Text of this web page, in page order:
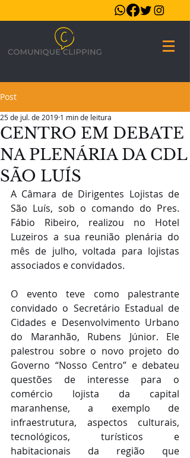
Post
CENTRO EM DEBATE
NA PLENÁRIA DA CDL
SÃO LUÍS
25 de jul. de 2019 1 min de leitura
A Câmara de Dirigentes Lojistas de
São Luís, sob o comando do Pres.
Fábio Ribeiro, realizou no Hotel
Luzeiros a sua reunião plenária do
mês de julho, voltada para lojistas
associados e convidados.
O evento teve como palestrante
convidado o Secretário Estadual de
Cidades e Desenvolvimento Urbano
do Maranhão, Rubens Júnior. Ele
palestrou sobre o novo projeto do
Governo “Nosso Centro” e debateu
questões de interesse para o
comércio lojista da capital
maranhense, a exemplo de
infraestrutura, aspectos culturais,
tecnológicos, turísticos e
habitacionais da região que